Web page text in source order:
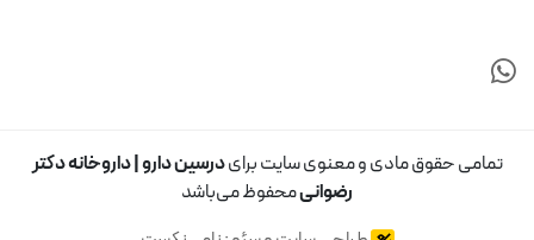
تمامی حقوق مادی و معنوی سایت برایدرسین دارو | داروخانه دکتر
رضوانیمحفوظ می‌باشد